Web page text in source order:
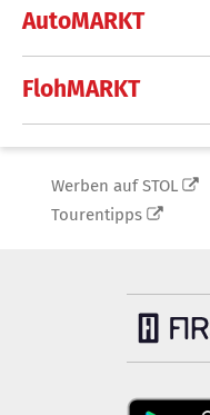
AutoMARKT
FlohMARKT
Werben auf STOL
Tourentipps